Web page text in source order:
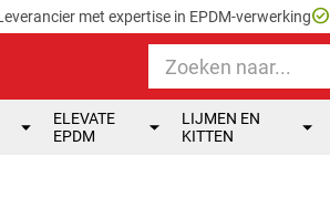
met expertise in EPDM-verwerkingcheck_circle
ELEVATE
EPDM
LIJMEN EN
KITTEN